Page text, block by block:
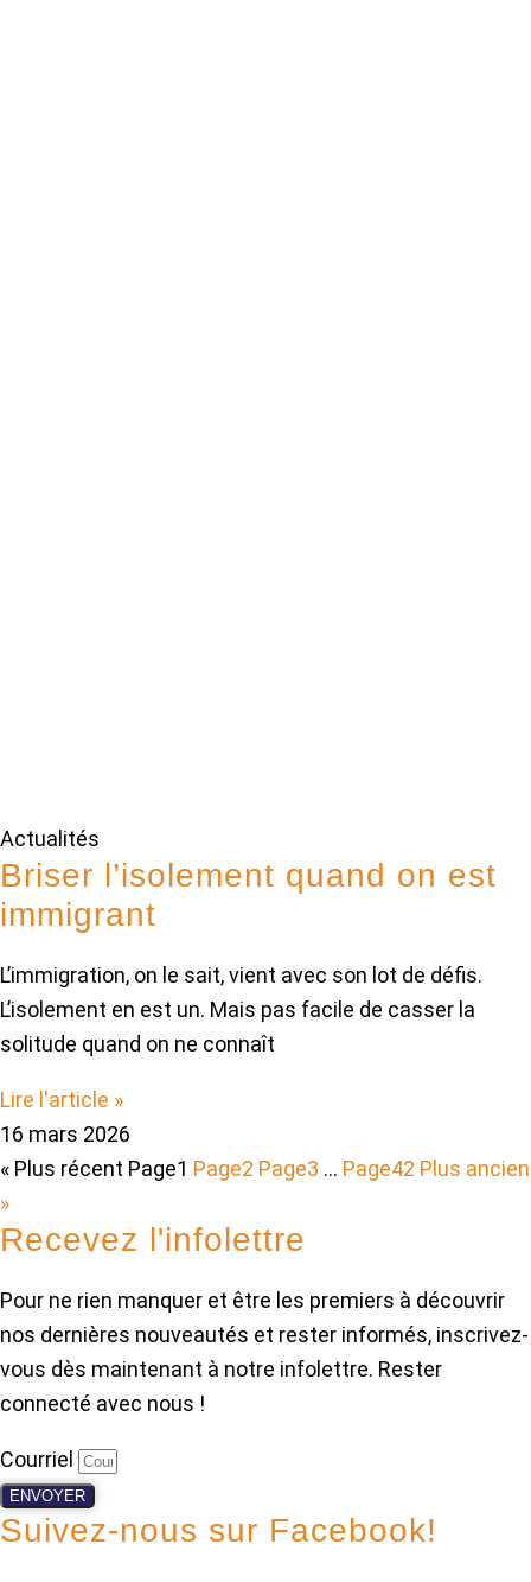
Actualités
Briser l’isolement quand on est
immigrant
L’immigration, on le sait, vient avec son lot de défis.
L’isolement en est un. Mais pas facile de casser la
solitude quand on ne connaît
Lire l'article »
16 mars 2026
« Plus récent Page1 Page2 Page3 … Page42 Plus ancien
»
Recevez l'infolettre
Pour ne rien manquer et être les premiers à découvrir
nos dernières nouveautés et rester informés, inscrivez-
vous dès maintenant à notre infolettre. Rester
connecté avec nous !
Courriel
ENVOYER
Suivez-nous sur Facebook!